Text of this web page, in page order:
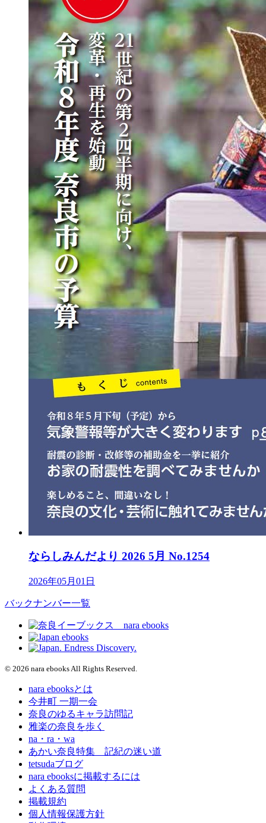
ならしみんだより 2026 5月 No.1254
2026年05月01日
バックナンバー一覧
© 2026 nara ebooks All Rights Reserved.
nara ebooksとは
今井町 一期一会
奈良のゆるキャラ訪問記
雅楽の奈良を歩く
na・ra・wa
あかい奈良特集 記紀の迷い道
tetsudaブログ
nara ebooksに掲載するには
よくある質問
掲載規約
個人情報保護方針